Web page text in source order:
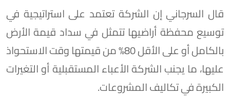
قال السرجاني إن الشركة تعتمد على استراتيجية في
توسيع محفظة أراضيها تتمثل في سداد قيمة الأرض
بالكامل أو على الأقل 80% من قيمتها وقت الاستحواذ
عليها، ما يجنب الشركة الأعباء المستقبلية أو التغيرات
الكبيرة في تكاليف المشروعات.